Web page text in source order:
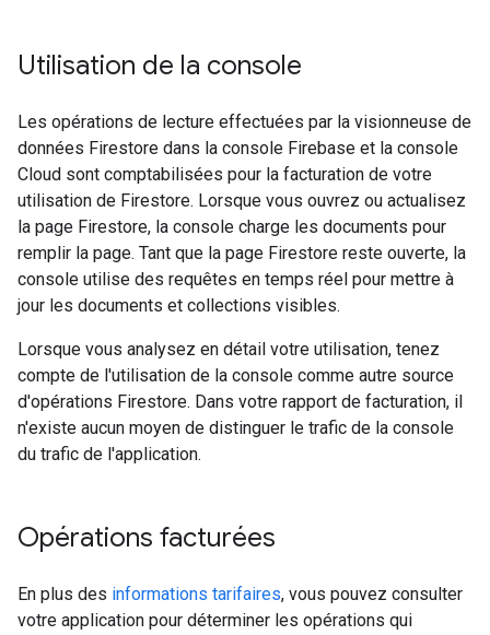
Utilisation de la console
Les opérations de lecture effectuées par la visionneuse de
données Firestore dans la console Firebase et la console
Cloud sont comptabilisées pour la facturation de votre
utilisation de Firestore. Lorsque vous ouvrez ou actualisez
la page Firestore, la console charge les documents pour
remplir la page. Tant que la page Firestore reste ouverte, la
console utilise des requêtes en temps réel pour mettre à
jour les documents et collections visibles.
Lorsque vous analysez en détail votre utilisation, tenez
compte de l'utilisation de la console comme autre source
d'opérations Firestore. Dans votre rapport de facturation, il
n'existe aucun moyen de distinguer le trafic de la console
du trafic de l'application.
Opérations facturées
En plus des informations tarifaires, vous pouvez consulter
votre application pour déterminer les opérations qui